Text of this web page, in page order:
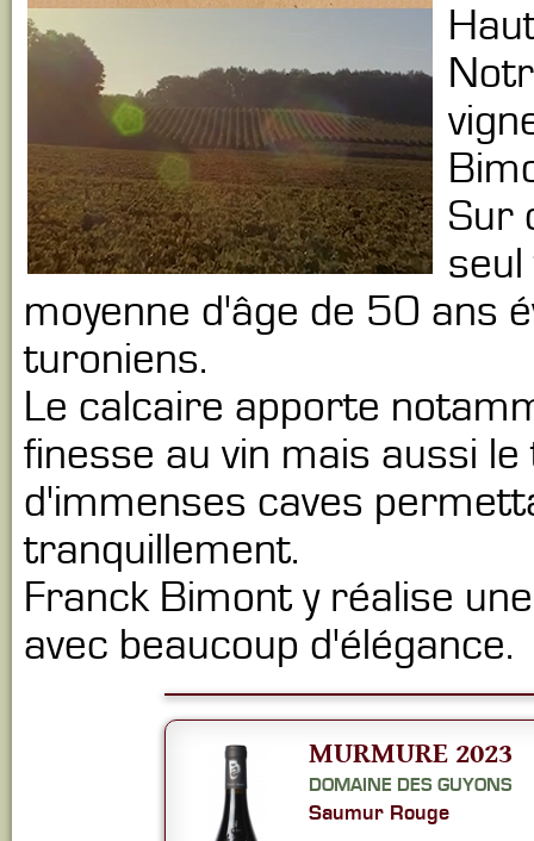
Sur
moyenne d'âge de 50 ans
turoniens.
Le calcaire apporte
finesse au vin mais aussi
d'immenses caves
tranquillement.
Franck Bimont y réalise
avec beaucoup d'élégance.
MURMURE 2023
DOMAINE DES GUYONS
Saumur Rouge